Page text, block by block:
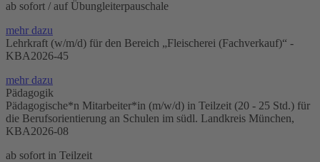
ab sofort / auf Übungleiterpauschale
mehr dazu
Lehrkraft (w/m/d) für den Bereich „Fleischerei (Fachverkauf)“ -
KBA2026-45
mehr dazu
Pädagogik
Pädagogische*n Mitarbeiter*in (m/w/d) in Teilzeit (20 - 25 Std.) für
die Berufsorientierung an Schulen im südl. Landkreis München,
KBA2026-08
ab sofort in Teilzeit